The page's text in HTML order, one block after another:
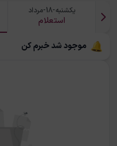
یکشنبه-18-مرداد
استعلام
موجود شد خبرم کن